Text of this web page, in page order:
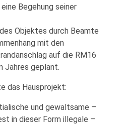
Begehung seiner
Objektes durch Beamte
mit den
auf die RM16
Jahres geplant.
das Hausprojekt:
und gewaltsame –
in dieser Form illegale –